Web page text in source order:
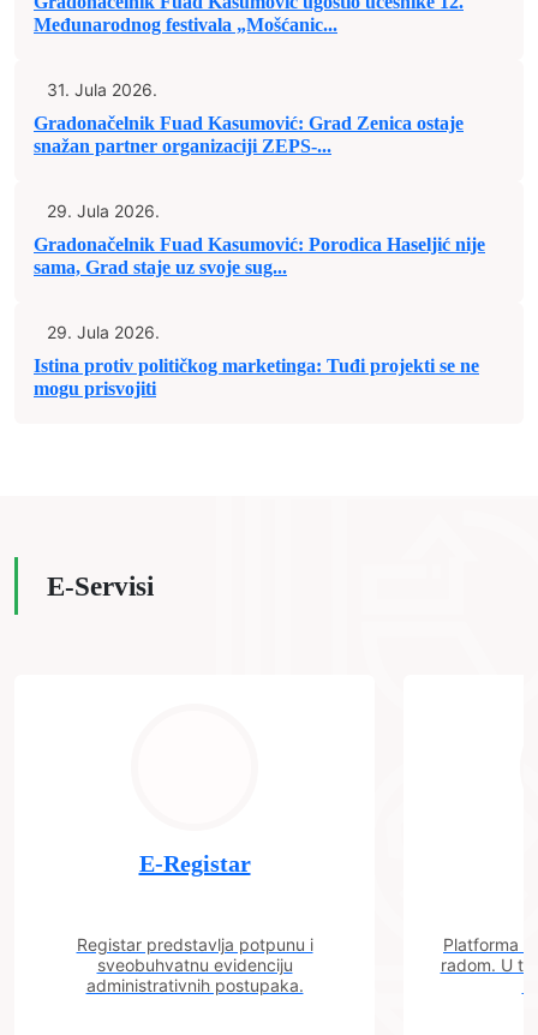
Međunarodnog festivala „Mošćanic...
31. Jula 2026.
Gradonačelnik Fuad Kasumović: Grad Zenica ostaje
snažan partner organizaciji ZEPS-...
29. Jula 2026.
Gradonačelnik Fuad Kasumović: Porodica Haseljić nije
sama, Grad staje uz svoje sug...
29. Jula 2026.
Istina protiv političkog marketinga: Tuđi projekti se ne
mogu prisvojiti
E-Servisi
E-Registar
Registar predstavlja potpunu i
sveobuhvatnu evidenciju
administrativnih postupaka.
Platforma
radom. U